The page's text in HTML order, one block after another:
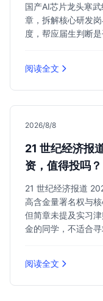
国产AI芯片龙头寒
章，拆解核心研发
度，帮应届生判断
阅读全文
2026/8/8
21 世纪经济报
资，值得投吗？
21 世纪经济报道
高含金量署名权与核
但简章未提及实习
金的同学，不适合寻
阅读全文